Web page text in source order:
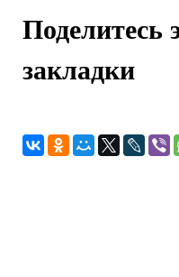
Поделитесь
закладки